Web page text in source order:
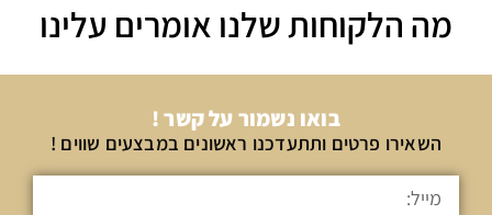
מה הלקוחות שלנו אומרים עלינו
בואו נשמור על קשר !
השאירו פרטים ותתעדכנו ראשונים במבצעים שווים !